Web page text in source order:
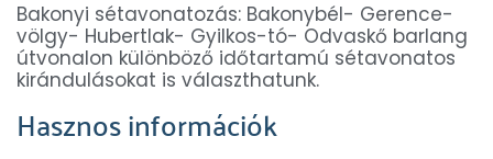
Bakonyi sétavonatozás: Bakonybél- Gerence-
völgy- Hubertlak- Gyilkos-tó- Odvaskő barlang
útvonalon különböző időtartamú sétavonatos
kirándulásokat is választhatunk.
Hasznos információk